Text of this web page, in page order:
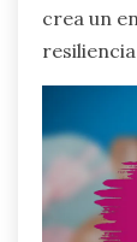
crea un